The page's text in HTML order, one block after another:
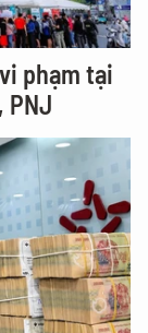
phạm tại
PNJ